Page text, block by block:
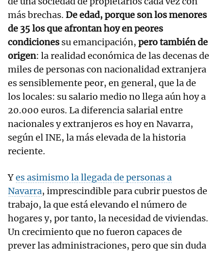
más brechas. De edad, porque son los menores
de 35 los que afrontan hoy en peores
condiciones su emancipación, pero también de
origen: la realidad económica de las decenas de
miles de personas con nacionalidad extranjera
es sensiblemente peor, en general, que la de
los locales: su salario medio no llega aún hoy a
20.000 euros. La diferencia salarial entre
nacionales y extranjeros es hoy en Navarra,
según el INE, la más elevada de la historia
reciente.
Yes asimismo la llegada de personas a
Navarra, imprescindible para cubrir puestos de
trabajo, la que está elevando el número de
hogares y, por tanto, la necesidad de viviendas.
Un crecimiento que no fueron capaces de
prever las administraciones, pero que sin duda